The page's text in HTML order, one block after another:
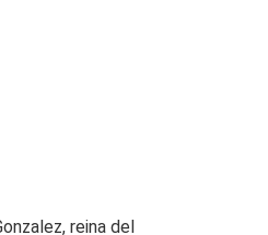
reina del